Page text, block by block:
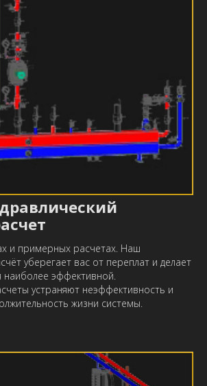
и примерных расчетах. Наш
уберегает вас от переплат и делает
наиболее эффективной.
устраняют неэффективность и
жизни системы.